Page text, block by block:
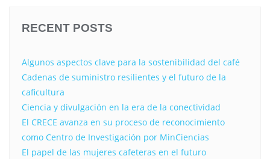
RECENT POSTS
Algunos aspectos clave para la sostenibilidad del café
Cadenas de suministro resilientes y el futuro de la
caficultura
Ciencia y divulgación en la era de la conectividad
El CRECE avanza en su proceso de reconocimiento
como Centro de Investigación por MinCiencias
El papel de las mujeres cafeteras en el futuro